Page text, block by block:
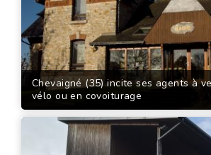
Chevaigné (35) incite ses agents à
vélo ou en covoiturage